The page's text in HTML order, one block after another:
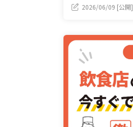
2026/06/09 [公開]